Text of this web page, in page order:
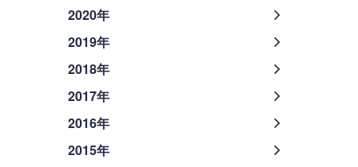
2020年
2019年
2018年
2017年
2016年
2015年